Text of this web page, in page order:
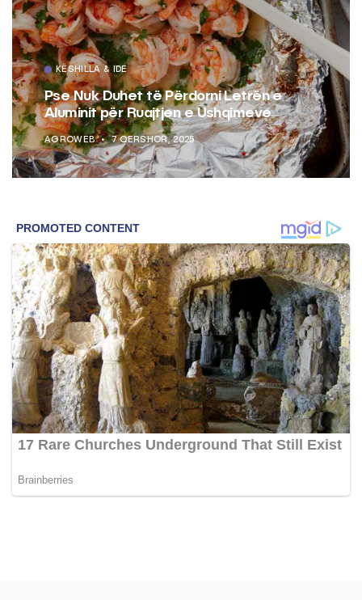
KËSHILLA & IDE
Pse Nuk Duhet të Përdorni Letrën e
Aluminit për Ruajtjen e Ushqimeve
AGROWEB 7 QERSHOR, 2025